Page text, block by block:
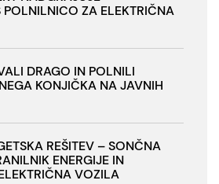
ZA ELEKTRIČNA
DRAGO IN POLNILI
KONJIČKA NA JAVNIH
REŠITEV – SONČNA
ENERGIJE IN
VOZILA